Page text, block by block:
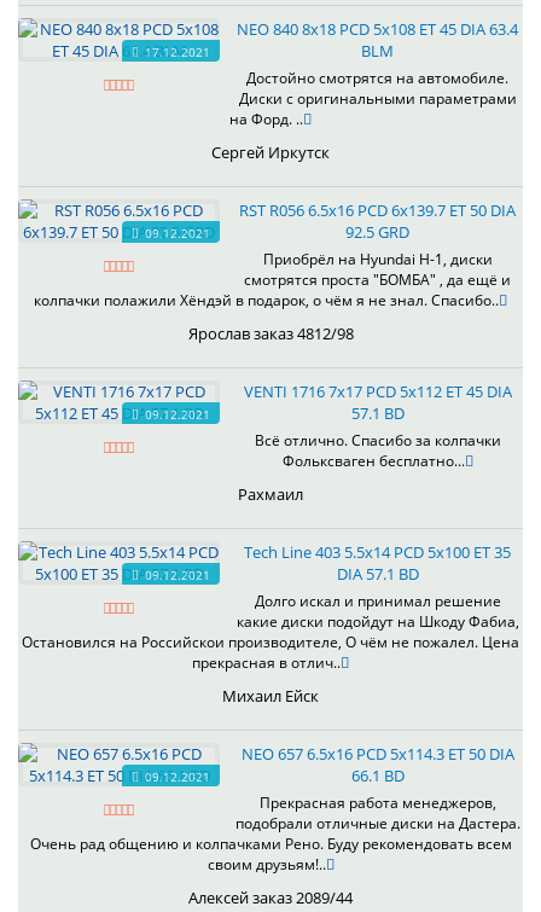
17.12.2021
NEO 840 8x18 PCD 5x108 ET 45 DIA 63.4
BLM
Достойно смотрятся на автомобиле.
Диски с оригинальными параметрами
на Форд. ..
Сергей Иркутск
09.12.2021
RST R056 6.5x16 PCD 6x139.7 ET 50 DIA
92.5 GRD
Приобрёл на Hyundai H-1, диски
смотрятся проста "БОМБА" , да ещё и
колпачки полажили Хёндэй в подарок, о чём я не знал. Спасибо..
Ярослав заказ 4812/98
09.12.2021
VENTI 1716 7x17 PCD 5x112 ET 45 DIA
57.1 BD
Всё отлично. Спасибо за колпачки
Фольксваген бесплатно...
Рахмаил
09.12.2021
Tech Line 403 5.5x14 PCD 5x100 ET 35
DIA 57.1 BD
Долго искал и принимал решение
какие диски подойдут на Шкоду Фабиа,
Остановился на Российскои производителе, О чём не пожалел. Цена
прекрасная в отлич..
Михаил Ейск
09.12.2021
NEO 657 6.5x16 PCD 5x114.3 ET 50 DIA
66.1 BD
Прекрасная работа менеджеров,
подобрали отличные диски на Дастера.
Очень рад общению и колпачками Рено. Буду рекомендовать всем
своим друзьям!..
Алексей заказ 2089/44